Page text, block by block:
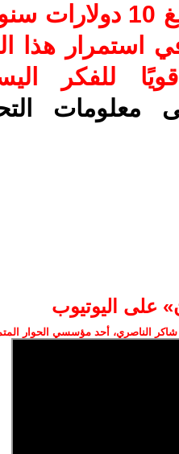
ساهم/ي معنا! بدعمكم بمبلغ 10
استمرار هذا
للفكر
معلومات
على اليوتيوب
الناصري، أحد مؤسسي الحوار